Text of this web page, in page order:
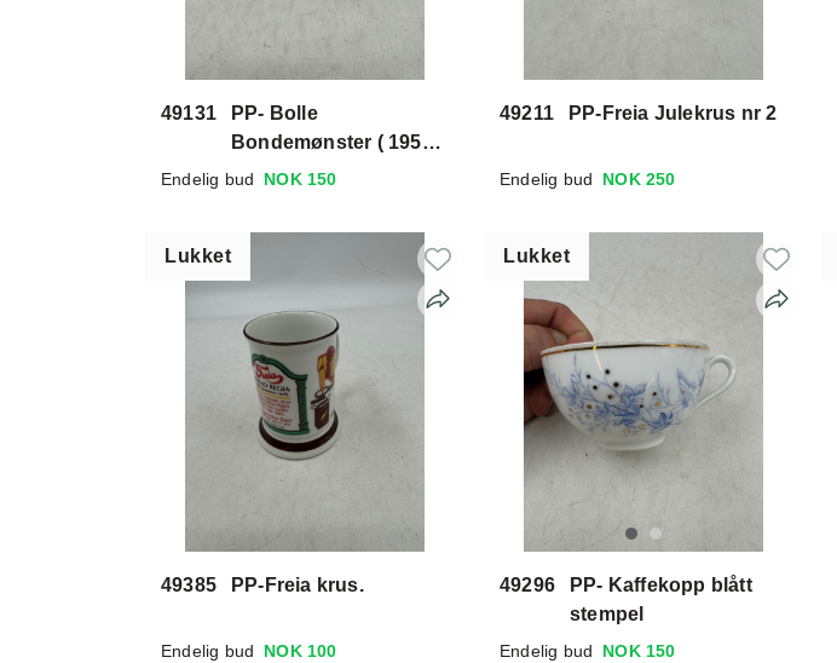
49131
PP- Bolle
Bondemønster ( 1950
tallet)
Endelig bud NOK 150
49211 PP-Freia Julekrus nr 2
Endelig bud NOK 250
Lukket
49385 PP-Freia krus.
Endelig bud NOK 100
Lukket
49296
PP- Kaffekopp blått
stempel
Endelig bud NOK 150